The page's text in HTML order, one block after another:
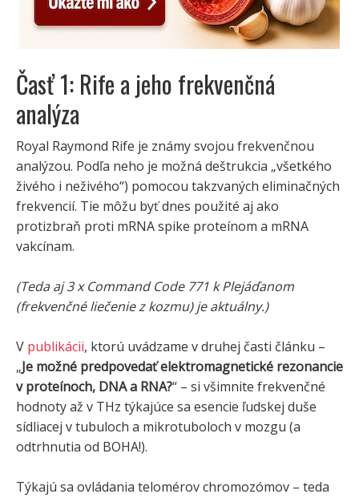
Časť 1: Rife a jeho frekvenčná
analýza
Royal Raymond Rife je známy svojou frekvenčnou
analýzou. Podľa neho je možná deštrukcia „všetkého
živého i neživého“) pomocou takzvaných eliminačných
frekvencií. Tie môžu byť dnes použité aj ako
protizbraň proti mRNA spike proteínom a mRNA
vakcínam.
(Teda aj 3 x Command Code 771 k Plejáďanom
(frekvenčné liečenie z kozmu) je aktuálny.)
V publikácii, ktorú uvádzame v druhej časti článku –
„Je možné predpovedať elektromagnetické rezonancie
v proteínoch, DNA a RNA?“ – si všimnite frekvenčné
hodnoty až v THz týkajúce sa esencie ľudskej duše
sídliacej v tubuloch a mikrotuboloch v mozgu (a
odtrhnutia od BOHA!).
Týkajú sa ovládania telomérov chromozómov – teda